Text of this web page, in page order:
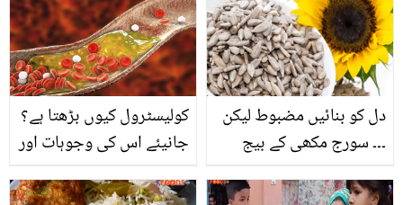
ساتھی اداکار سے لاکھوں
روپے کا قرض لیا
کن بیماریوں سے اور کیسے
نجات حاصل سکتے ہیں؟
کولیسٹرول کیوں بڑھتا ہے؟
جانیئے اس کی وجوہات اور
والی 5 عام غذائیں
دل کو بنائیں مضبوط لیکن
۔۔۔ سورج مکھی کے بیج
جو جان کر آپ بھی